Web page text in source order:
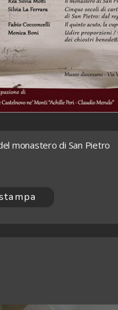
monastero di San Pietro